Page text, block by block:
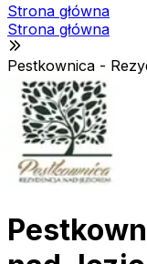
Strona główna
Strona główna
Pestkownica -